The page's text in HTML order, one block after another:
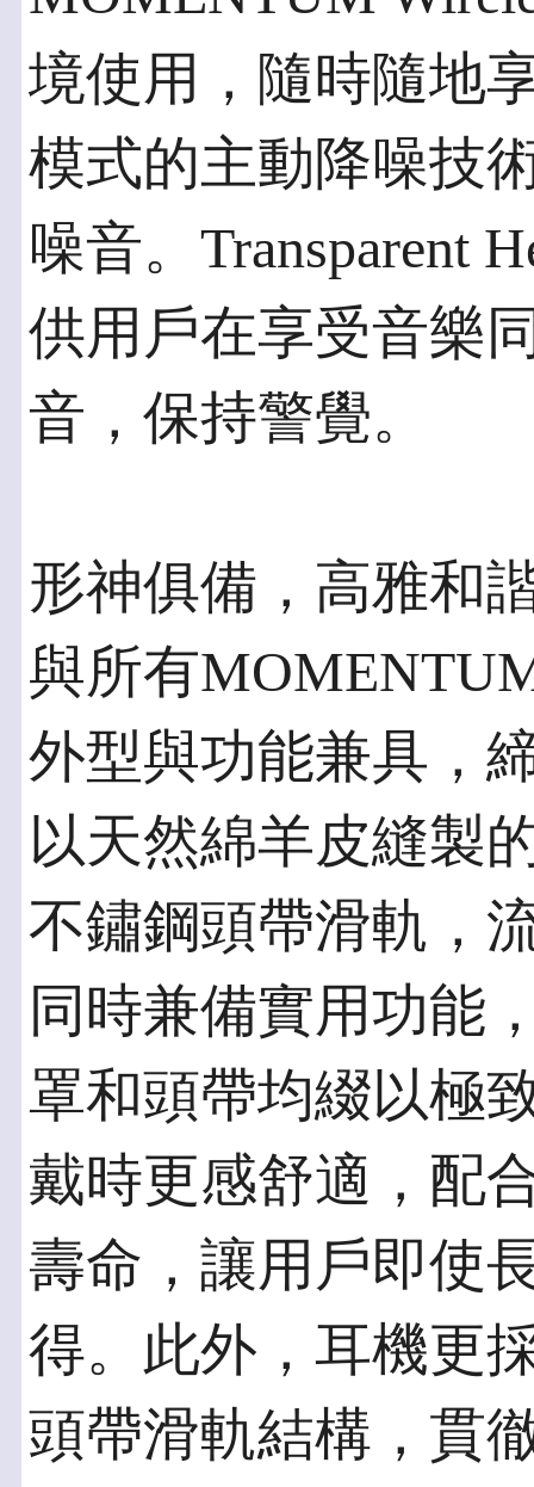
境使用，隨時隨地
模式的主動降噪技
噪音。Transparent
供用戶在享受音樂
音，保持警覺。
形神俱備，高雅和
與所有
外型與功能兼具，
以天然綿羊皮縫製
不鏽鋼頭帶滑軌，
同時兼備實用功能
罩和頭帶均綴以極
戴時更感舒適，配
壽命，讓用戶即使
得。此外，耳機更
頭帶滑軌結構，貫